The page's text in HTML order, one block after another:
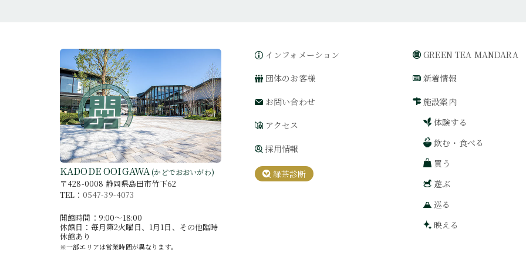
KADODE OOIGAWA (かどでおおいがわ)
〒428-0008 静岡県島田市竹下62
TEL： 0547-39-4073
開館時間：9:00〜18:00
休館日：毎月第2火曜日、1月1日、その他臨時
休館あり
※一部エリアは営業時間が異なります。
インフォメーション
団体のお客様
お問い合わせ
アクセス
採用情報
緑茶診断
GREEN TEA MANDARA
新着情報
施設案内
体験する
飲む・食べる
買う
遊ぶ
巡る
映える